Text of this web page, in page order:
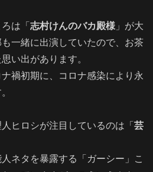
は「 志村けんのバカ殿様 」が大
一緒に出演していたので、お茶
い出があります。
禍初期に、コロナ感染により永
ヒロシが注目しているのは「 芸
ネタを暴露する「ガーシー」こ